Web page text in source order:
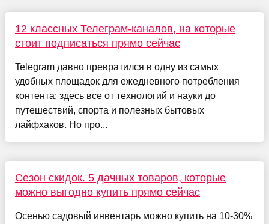
12 классных Телеграм-каналов, на которые
стоит подписаться прямо сейчас
Telegram давно превратился в одну из самых
удобных площадок для ежедневного потребления
контента: здесь все от технологий и науки до
путешествий, спорта и полезных бытовых
лайфхаков. Но про...
Сезон скидок. 5 дачных товаров, которые
можно выгодно купить прямо сейчас
Осенью садовый инвентарь можно купить на 10-30%